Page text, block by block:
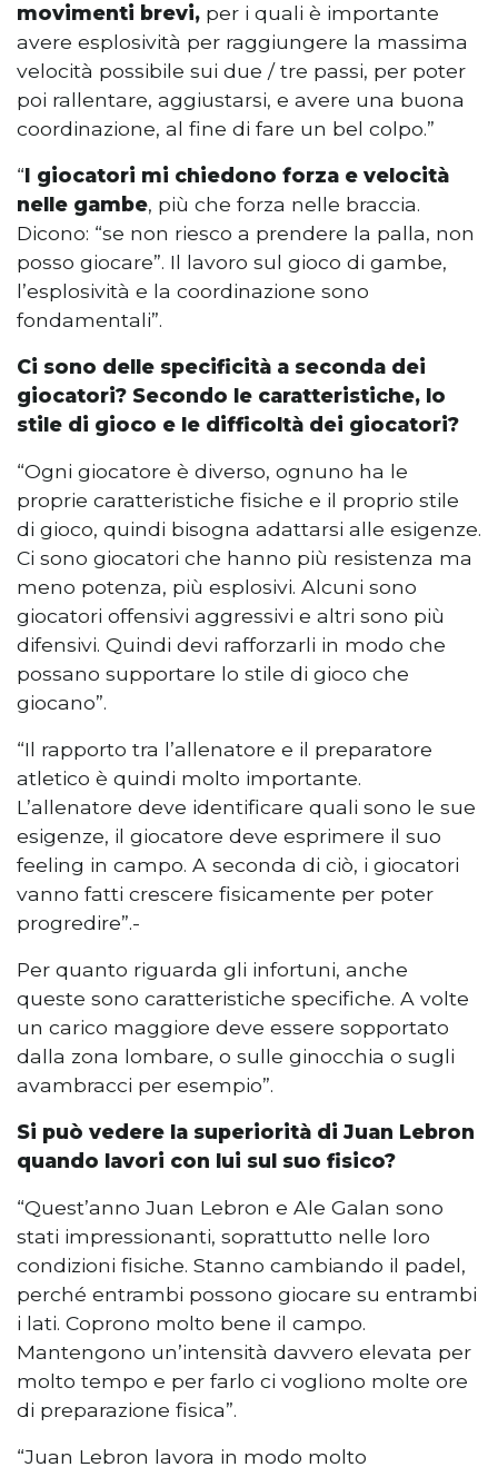
movimenti brevi, per i quali è importante
avere esplosività per raggiungere la massima
velocità possibile sui due / tre passi, per poter
poi rallentare, aggiustarsi, e avere una buona
coordinazione, al fine di fare un bel colpo.”
“I giocatori mi chiedono forza e velocità
nelle gambe, più che forza nelle braccia.
Dicono: “se non riesco a prendere la palla, non
posso giocare”. Il lavoro sul gioco di gambe,
l’esplosività e la coordinazione sono
fondamentali”.
Ci sono delle specificità a seconda dei
giocatori? Secondo le caratteristiche, lo
stile di gioco e le difficoltà dei giocatori?
“Ogni giocatore è diverso, ognuno ha le
proprie caratteristiche fisiche e il proprio stile
di gioco, quindi bisogna adattarsi alle esigenze.
Ci sono giocatori che hanno più resistenza ma
meno potenza, più esplosivi. Alcuni sono
giocatori offensivi aggressivi e altri sono più
difensivi. Quindi devi rafforzarli in modo che
possano supportare lo stile di gioco che
giocano”.
“Il rapporto tra l’allenatore e il preparatore
atletico è quindi molto importante.
L’allenatore deve identificare quali sono le sue
esigenze, il giocatore deve esprimere il suo
feeling in campo. A seconda di ciò, i giocatori
vanno fatti crescere fisicamente per poter
progredire”.-
Per quanto riguarda gli infortuni, anche
queste sono caratteristiche specifiche. A volte
un carico maggiore deve essere sopportato
dalla zona lombare, o sulle ginocchia o sugli
avambracci per esempio”.
Si può vedere la superiorità di Juan Lebron
quando lavori con lui sul suo fisico?
“Quest’anno Juan Lebron e Ale Galan sono
stati impressionanti, soprattutto nelle loro
condizioni fisiche. Stanno cambiando il padel,
perché entrambi possono giocare su entrambi
i lati. Coprono molto bene il campo.
Mantengono un’intensità davvero elevata per
molto tempo e per farlo ci vogliono molte ore
di preparazione fisica”.
“Juan Lebron lavora in modo molto